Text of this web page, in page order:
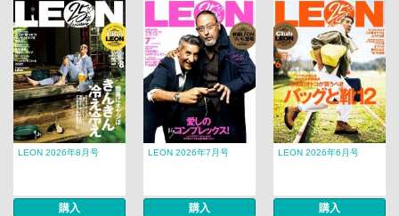
LEON 2026年8月号
購入
LEON 2026年7月号
購入
LEON 2026年6月号
購入